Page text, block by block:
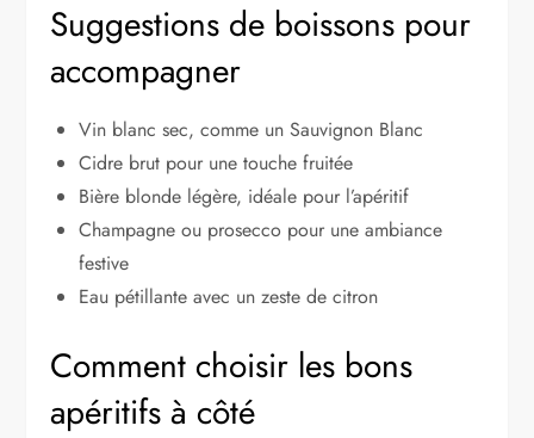
Suggestions de boissons pour
accompagner
Vin blanc sec, comme un Sauvignon Blanc
Cidre brut pour une touche fruitée
Bière blonde légère, idéale pour l’apéritif
Champagne ou prosecco pour une ambiance
festive
Eau pétillante avec un zeste de citron
Comment choisir les bons
apéritifs à côté